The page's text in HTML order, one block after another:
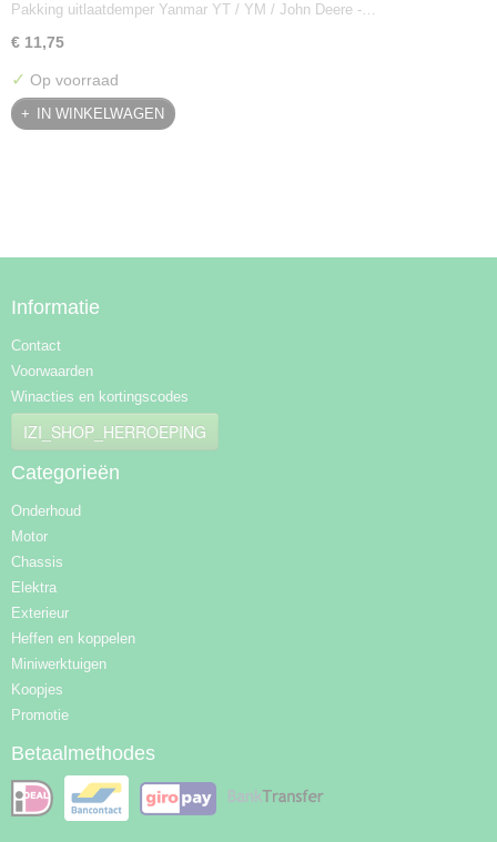
128300-13230
Pakking uitlaatdemper Yanmar YT / YM / John Deere -…
€ 11,75
✓ Op voorraad
IN WINKELWAGEN
Informatie
Contact
Voorwaarden
Winacties en kortingscodes
IZI_SHOP_HERROEPING
Categorieën
Onderhoud
Motor
Chassis
Elektra
Exterieur
Heffen en koppelen
Miniwerktuigen
Koopjes
Promotie
Betaalmethodes